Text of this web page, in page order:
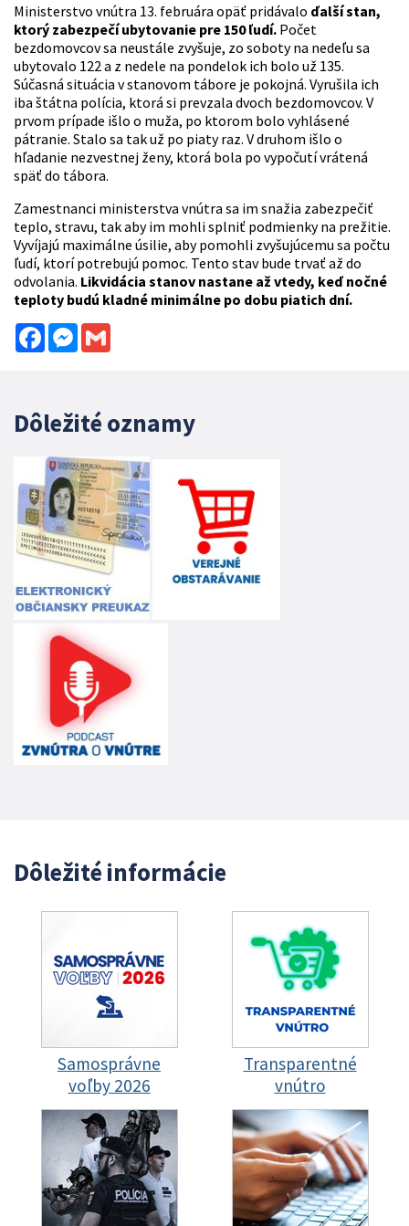
Ministerstvo vnútra 13. februára opäť pridávalo ďalší stan,
ktorý zabezpečí ubytovanie pre 150 ľudí. Počet
bezdomovcov sa neustále zvyšuje, zo soboty na nedeľu sa
ubytovalo 122 a z nedele na pondelok ich bolo už 135.
Súčasná situácia v stanovom tábore je pokojná. Vyrušila ich
iba štátna polícia, ktorá si prevzala dvoch bezdomovcov. V
prvom prípade išlo o muža, po ktorom bolo vyhlásené
pátranie. Stalo sa tak už po piaty raz. V druhom išlo o
hľadanie nezvestnej ženy, ktorá bola po vypočutí vrátená
späť do tábora.
Zamestnanci ministerstva vnútra sa im snažia zabezpečiť
teplo, stravu, tak aby im mohli splniť podmienky na prežitie.
Vyvíjajú maximálne úsilie, aby pomohli zvyšujúcemu sa počtu
ľudí, ktorí potrebujú pomoc. Tento stav bude trvať až do
odvolania. Likvidácia stanov nastane až vtedy, keď nočné
teploty budú kladné minimálne po dobu piatich dní.
FacebookMessenger
Dôležité oznamy
Dôležité informácie
Samosprávne
voľby 2026
Transparentné
vnútro